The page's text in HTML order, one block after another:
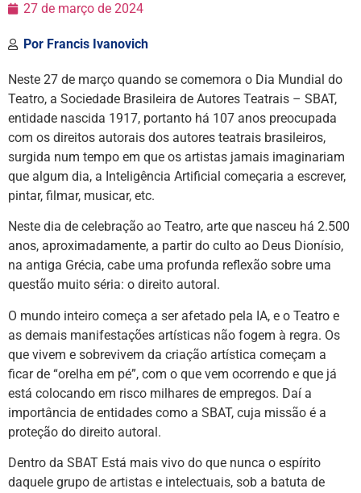
27 de março de 2024
Por Francis Ivanovich
Neste 27 de março quando se comemora o Dia Mundial do
Teatro, a Sociedade Brasileira de Autores Teatrais – SBAT,
entidade nascida 1917, portanto há 107 anos preocupada
com os direitos autorais dos autores teatrais brasileiros,
surgida num tempo em que os artistas jamais imaginariam
que algum dia, a Inteligência Artificial começaria a escrever,
pintar, filmar, musicar, etc.
Neste dia de celebração ao Teatro, arte que nasceu há 2.500
anos, aproximadamente, a partir do culto ao Deus Dionísio,
na antiga Grécia, cabe uma profunda reflexão sobre uma
questão muito séria: o direito autoral.
O mundo inteiro começa a ser afetado pela IA, e o Teatro e
as demais manifestações artísticas não fogem à regra. Os
que vivem e sobrevivem da criação artística começam a
ficar de “orelha em pé”, com o que vem ocorrendo e que já
está colocando em risco milhares de empregos. Daí a
importância de entidades como a SBAT, cuja missão é a
proteção do direito autoral.
Dentro da SBAT Está mais vivo do que nunca o espírito
daquele grupo de artistas e intelectuais, sob a batuta de